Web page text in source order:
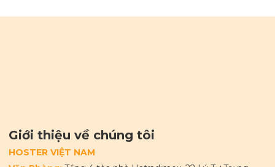
Giới thiệu về chúng tôi
HOSTER VIỆT NAM